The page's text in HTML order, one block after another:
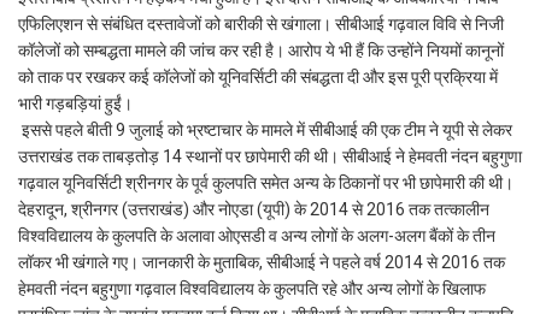
एफिलिएशन से संबंधित दस्तावेजों को बारीकी से खंगाला। सीबीआई गढ़वाल विवि से निजी
कॉलेजों को सम्बद्धता मामले की जांच कर रही है। आरोप ये भी हैं कि उन्होंने नियमों कानूनों
को ताक पर रखकर कई कॉलेजों को यूनिवर्सिटी की संबद्धता दी और इस पूरी प्रक्रिया में
भारी गड़बड़ियां हुईं।
इससे पहले बीती 9 जुलाई को भ्रष्टाचार के मामले में सीबीआई की एक टीम ने यूपी से लेकर
उत्तराखंड तक ताबड़तोड़ 14 स्थानों पर छापेमारी की थी। सीबीआई ने हेमवती नंदन बहुगुणा
गढ़वाल यूनिवर्सिटी श्रीनगर के पूर्व कुलपति समेत अन्य के ठिकानों पर भी छापेमारी की थी।
देहरादून, श्रीनगर (उत्तराखंड) और नोएडा (यूपी) के 2014 से 2016 तक तत्कालीन
विश्वविद्यालय के कुलपति के अलावा ओएसडी व अन्य लोगों के अलग-अलग बैंकों के तीन
लॉकर भी खंगाले गए। जानकारी के मुताबिक, सीबीआई ने पहले वर्ष 2014 से 2016 तक
हेमवती नंदन बहुगुणा गढ़वाल विश्वविद्यालय के कुलपति रहे और अन्य लोगों के खिलाफ